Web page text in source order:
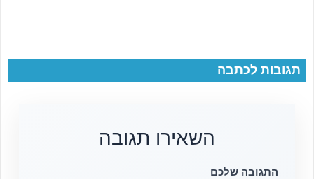
תגובות לכתבה
השאירו תגובה
התגובה שלכם